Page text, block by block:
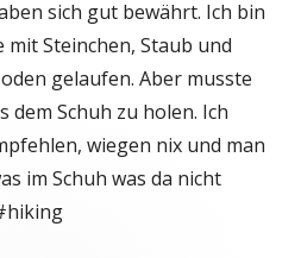
sich gut bewährt. Ich bin
mit Steinchen, Staub und
gelaufen. Aber musste
dem Schuh zu holen. Ich
wiegen nix und man
im Schuh was da nicht